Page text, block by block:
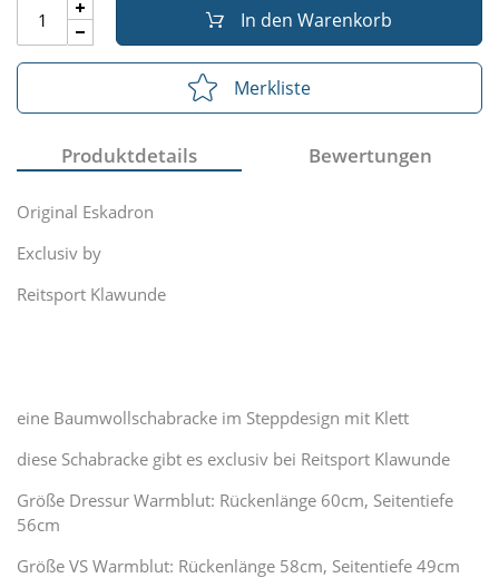
In den Warenkorb
Merkliste
Produktdetails Bewertungen
Original Eskadron
Exclusiv by
Reitsport Klawunde
eine Baumwollschabracke im Steppdesign mit Klett
diese Schabracke gibt es exclusiv bei Reitsport Klawunde
Größe Dressur Warmblut: Rückenlänge 60cm, Seitentiefe
56cm
Größe VS Warmblut: Rückenlänge 58cm, Seitentiefe 49cm